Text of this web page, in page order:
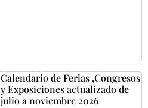
Calendario de Ferias ,Congresos
y Exposiciones actualizado de
julio a noviembre 2026